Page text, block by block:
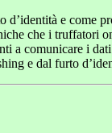
d’identità e come
che i truffatori
a comunicare i
e dal furto